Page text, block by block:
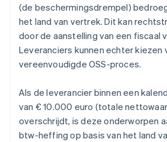
(de beschermingsdrempel)
het land van vertrek. Dit kan
door de aanstelling van een fiscaal
Leveranciers kunnen echter kiezen
vereenvoudigde OSS-proces.
Als de leverancier binnen een
van € 10.000 euro (totale
overschrijdt, is deze onderworpen
btw-heffing op basis van het land